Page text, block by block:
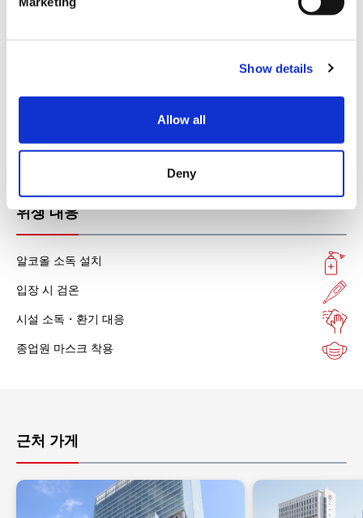
Show details
Allow all
Deny
위생 대응
알코올 소독 설치
입장 시 검온
시설 소독・환기 대응
종업원 마스크 착용
근처 가게